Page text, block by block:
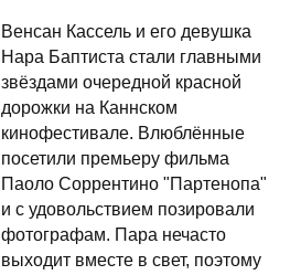
Венсан Кассель и его девушка
Нара Баптиста стали главными
звёздами очередной красной
дорожки на Каннском
кинофестивале. Влюблённые
посетили премьеру фильма
Паоло Соррентино "Партенопа"
и с удовольствием позировали
фотографам. Пара нечасто
выходит вместе в свет, поэтому